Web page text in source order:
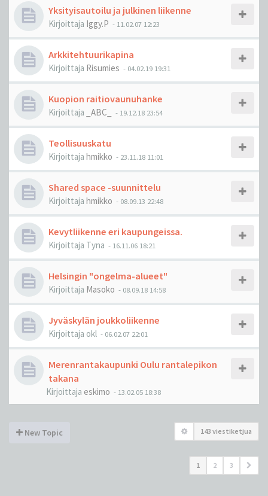
Yksityisautoilu ja julkinen liikenne
Kirjoittaja Iggy.P - 11.02.07 12:23
Arkkitehtuurikapina
Kirjoittaja Risumies - 04.02.19 19:31
Kuopion raitiovaunuhanke
Kirjoittaja _ABC_ - 19.12.18 23:54
Teollisuuskatu
Kirjoittaja hmikko - 23.11.18 11:01
Shared space -suunnittelu
Kirjoittaja hmikko - 08.09.13 22:48
Kevytliikenne eri kaupungeissa.
Kirjoittaja Tyna - 16.11.06 18:21
Helsingin "ongelma-alueet"
Kirjoittaja Masoko - 08.09.18 14:58
Jyväskylän joukkoliikenne
Kirjoittaja okl - 06.02.07 22:01
Merenrantakaupunki Oulu rantalepikon
takana
Kirjoittaja eskimo - 13.02.05 18:38
New Topic 143 viestiketjua
1 2 3